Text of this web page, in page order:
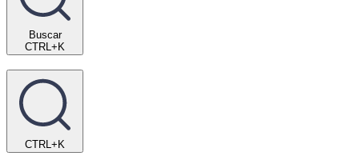
Buscar
CTRL+K
CTRL+K